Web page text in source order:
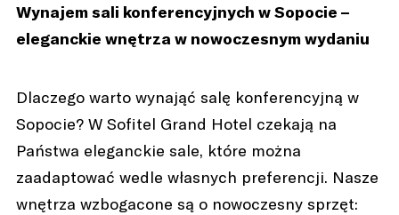
Wynajem sali konferencyjnych w Sopocie –
eleganckie wnętrza w nowoczesnym wydaniu
Dlaczego warto wynająć salę konferencyjną w
Sopocie? W Sofitel Grand Hotel czekają na
Państwa eleganckie sale, które można
zaadaptować wedle własnych preferencji. Nasze
wnętrza wzbogacone są o nowoczesny sprzęt: